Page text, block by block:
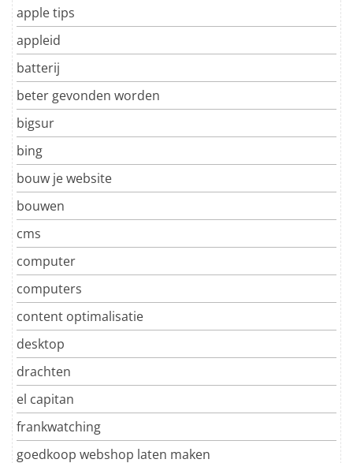
apple tips
appleid
batterij
beter gevonden worden
bigsur
bing
bouw je website
bouwen
cms
computer
computers
content optimalisatie
desktop
drachten
el capitan
frankwatching
goedkoop webshop laten maken